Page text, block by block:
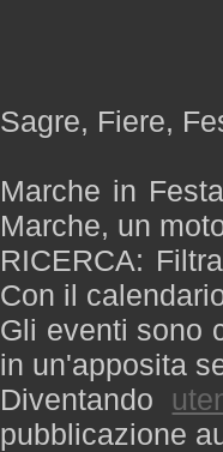
Sagre, Fiere,
Marche in
Marche, un
RICERCA:
Con il
Gli eventi sono
in un'apposita
Diventando
pubblicazione